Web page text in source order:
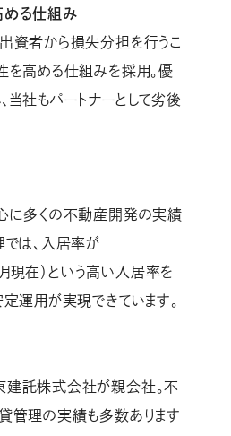
める仕組み
資者から損失分担を行うこ
を高める仕組みを採用。優
当社もパートナーとして劣後
に多くの不動産開発の実績
では、入居率が
在）という高い入居率を
運用が実現できています。
託株式会社が親会社。不
管理の実績も多数あります